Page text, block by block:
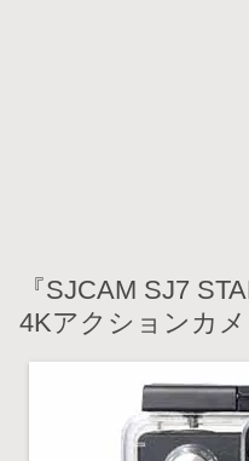
『SJCAM SJ7
4Kアクションカ